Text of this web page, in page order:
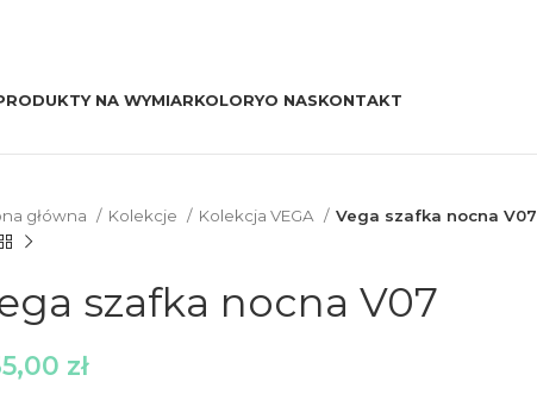
NA WYMIARKOLORYO NASKONTAKT
główna Kolekcje Kolekcja VEGA Vega szafka nocna V07
szafka nocna V07
zł